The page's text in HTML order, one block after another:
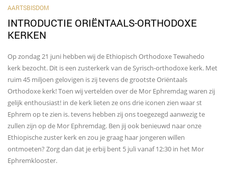
AARTSBISDOM
INTRODUCTIE ORIËNTAALS-ORTHODOXE
KERKEN
Op zondag 21 juni hebben wij de Ethiopisch Orthodoxe Tewahedo
kerk bezocht. Dit is een zusterkerk van de Syrisch-orthodoxe kerk. Met
ruim 45 miljoen gelovigen is zij tevens de grootste Oriëntaals
Orthodoxe kerk! Toen wij vertelden over de Mor Ephremdag waren zij
gelijk enthousiast! in de kerk lieten ze ons drie iconen zien waar st
Ephrem op te zien is. tevens hebben zij ons toegezegd aanwezig te
zullen zijn op de Mor Ephremdag. Ben jij ook benieuwd naar onze
Ethiopische zuster kerk en zou je graag haar jongeren willen
ontmoeten? Zorg dan dat je erbij bent 5 juli vanaf 12:30 in het Mor
Ephremklooster.